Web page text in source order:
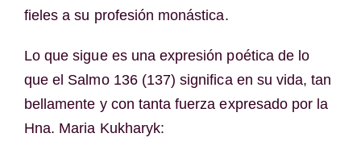
fieles a su profesión monástica.
Lo que sigue es una expresión poética de lo
que el Salmo 136 (137) significa en su vida, tan
bellamente y con tanta fuerza expresado por la
Hna. Maria Kukharyk: